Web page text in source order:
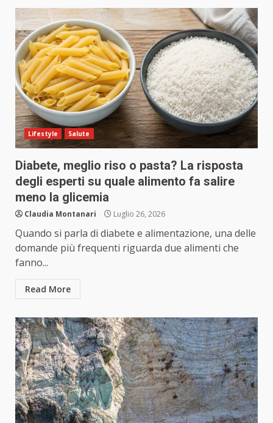
Lifestyle Salute
Diabete, meglio riso o pasta? La risposta
degli esperti su quale alimento fa salire
meno la glicemia
Claudia Montanari Luglio 26, 2026
Quando si parla di diabete e alimentazione, una delle
domande più frequenti riguarda due alimenti che
fanno...
Read More